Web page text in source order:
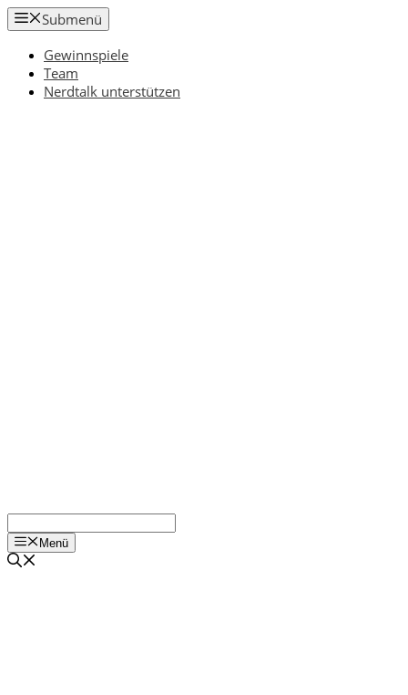
Zum
Inhalt
springen
Submenü
Gewinnspiele
Team
Nerdtalk unterstützen
Menü